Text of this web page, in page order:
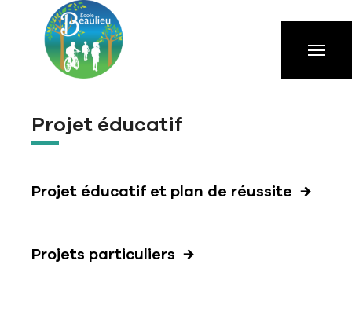
Aller à la navigation principale
Aller au contenu principal
Passer au pied de page
Projet éducatif
Projet éducatif et plan de réussite
Projets particuliers